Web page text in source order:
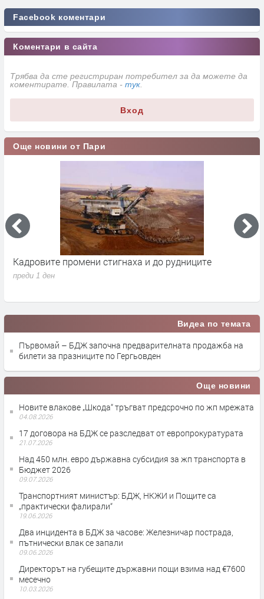
Facebook коментари
Коментари в сайта
Трябва да сте регистриран потребител за да можете да
коментирате. Правилата - тук
Вход
Още новини от Пари
Кадровите промени стигнаха и до рудниците
преди 1 ден
Видеа по темата
Първомай – БДЖ започна предварителната продажба на
билети за празниците по Гергьовден
Още новини
Новите влакове „Шкода“ тръгват предсрочно по жп мрежата
04.08.2026
17 договора на БДЖ се разследват от европрокуратурата
21.07.2026
Над 450 млн. евро държавна субсидия за жп транспорта в
Бюджет 2026
09.07.2026
Транспортният министър: БДЖ, НКЖИ и Пощите са
„практически фалирали“
19.06.2026
Два инцидента в БДЖ за часове: Железничар пострада,
пътнически влак се запали
09.06.2026
Директорът на губещите държавни пощи взима над €7600
месечно
10.03.2026